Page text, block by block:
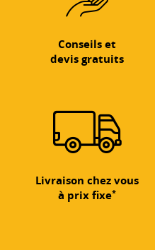
Conseils et
devis gratuits
Livraison chez vous
à prix fixe*